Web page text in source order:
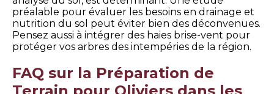
préalable pour évaluer les besoins en drainage et
nutrition du sol peut éviter bien des déconvenues.
Pensez aussi à intégrer des haies brise-vent pour
protéger vos arbres des intempéries de la région.
FAQ sur la Préparation de